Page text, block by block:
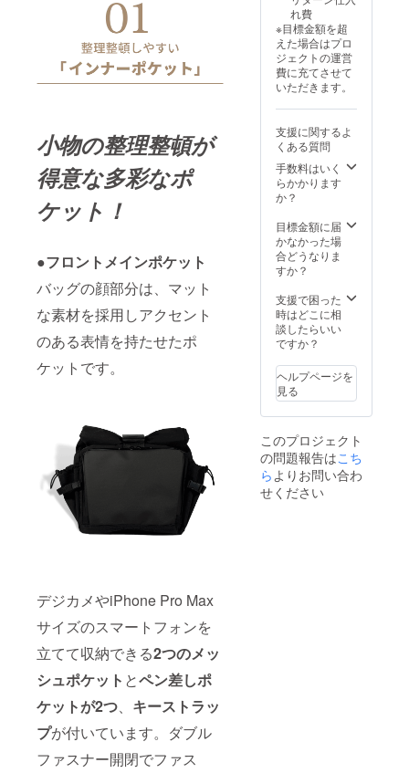
小物の整理整頓が
得意な多彩なポ
ケット！
●フロントメインポケット
バッグの顔部分は、マット
な素材を採用しアクセント
のある表情を持たせたポ
ケットです。
デジカメやiPhone Pro Max
サイズのスマートフォンを
立てて収納できる2つのメッ
シュポケット とペン差しポ
ケットが2つ
キーストラッ
プが付いています。ダブル
ファスナー開閉でファス
荷時期
が遅れ
る場合
があり
ます。
デザイ
ン・仕
様は変
更にな
る可能
性もご
ざいま
す。ご
ださ
い。 ※
ご注文
状況、
給状
況、製
造工程
より出
荷時期
が遅れ
る場合
ます。
れ費
※目標金額を超
えた場合はプロ
ジェクトの運営
費に充てさせて
いただきます。
支援に関するよ
くある質問
手数料はいく
らかかります
か？
目標金額に届
かなかった場
合どうなりま
すか？
支援で困った
時はどこに相
談したらいい
ですか？
ヘルプページを
見る
このプロジェクト
の問題報告はこち
らよりお問い合わ
せください